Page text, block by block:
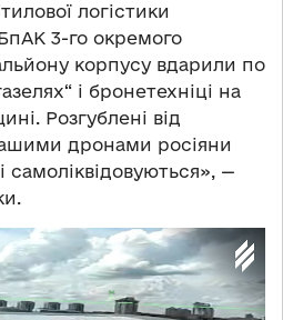
логістики
3-го окремого
корпусу вдарили по
і бронетехніці на
Розгублені від
дронами росіяни
самоліквідовуються», —